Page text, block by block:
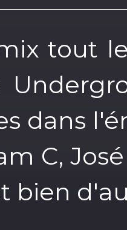
tout
dans
C,
bien